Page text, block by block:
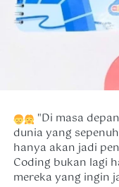
"Di masa
dunia yang
hanya akan jadi
Coding bukan lagi
mereka yang ingin